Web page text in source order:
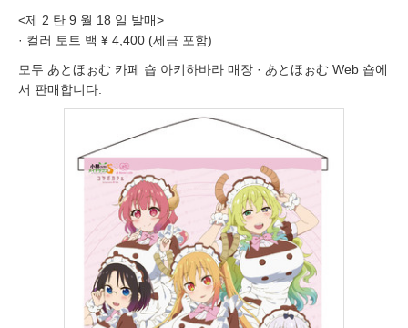
<제 2 탄 9 월 18 일 발매>
· 컬러 토트 백 ¥ 4,400 (세금 포함)
모두 あとほぉむ 카페 숍 아키하바라 매장 · あとほぉむ Web 숍에
서 판매합니다.